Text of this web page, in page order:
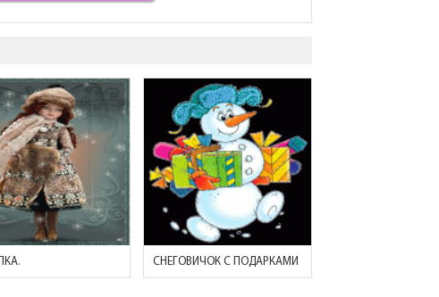
СНЕГОВИЧОК С ПОДАРКАМИ